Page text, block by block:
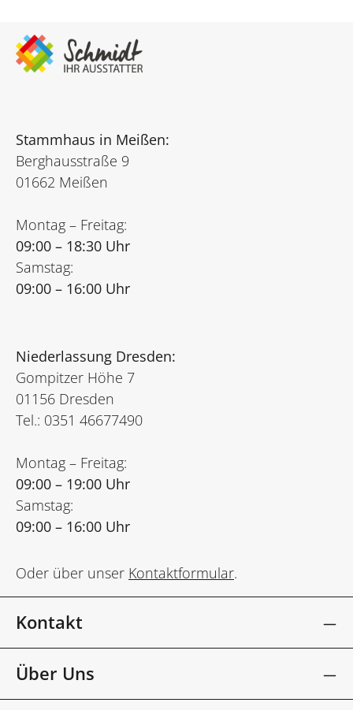
Stammhaus in Meißen:
Berghausstraße 9
01662 Meißen
Montag – Freitag:
09:00 – 18:30 Uhr
Samstag:
09:00 – 16:00 Uhr
Niederlassung Dresden:
Gompitzer Höhe 7
01156 Dresden
Tel.: 0351 46677490
Montag – Freitag:
09:00 – 19:00 Uhr
Samstag:
09:00 – 16:00 Uhr
Oder über unser Kontaktformular.
Kontakt
Über Uns